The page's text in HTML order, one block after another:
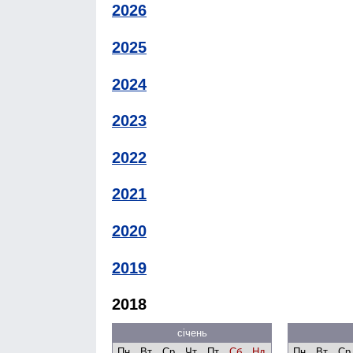
2026
2025
2024
2023
2022
2021
2020
2019
2018
січень